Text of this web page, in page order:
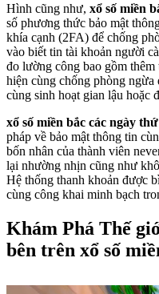
Hình cũng như, xổ số miền
số phương thức bảo mật
khía cạnh (2FA) để chống
vào biết tin tài khoản người
đo lường công bao gồm
hiện cùng chống phòng ngừa
cùng sinh hoạt gian lậu hoặc
xổ số miền bắc các ngày
pháp về bảo mật thông tin
bốn nhân của thành viên
lại nhường nhịn cũng như
Hệ thống thanh khoản được
cùng công khai minh bạch
Khám Phá Thế
bên trên xổ số